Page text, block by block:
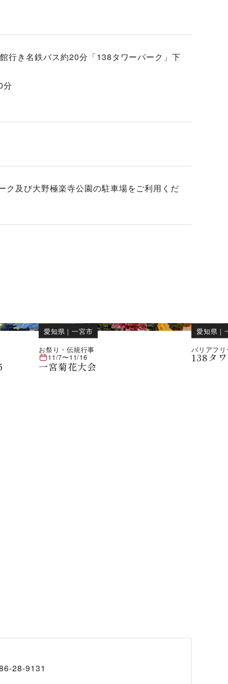
行き名鉄バス約20分「138タワーパーク」下
分
及び大野極楽寺公園の駐車場をご利用くだ
愛知県 ｜一宮市
お祭り・伝統行事
11/7〜11/16
一宮菊花大会
愛知県 ｜
バリアフ
138タ
28-9131